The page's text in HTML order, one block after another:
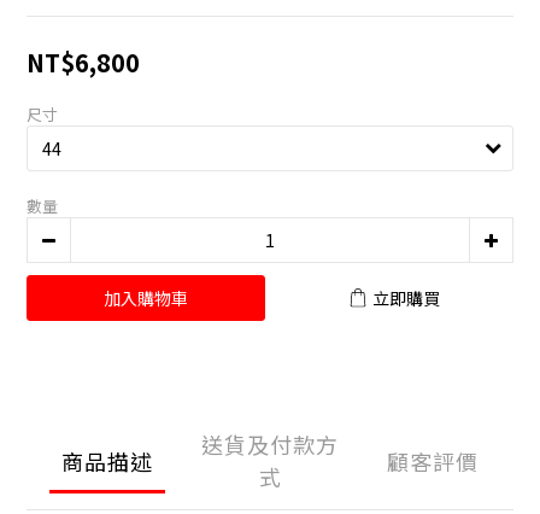
NT$6,800
尺寸
數量
加入購物車 立即購買
商品描述
送貨及付款方
式
顧客評價